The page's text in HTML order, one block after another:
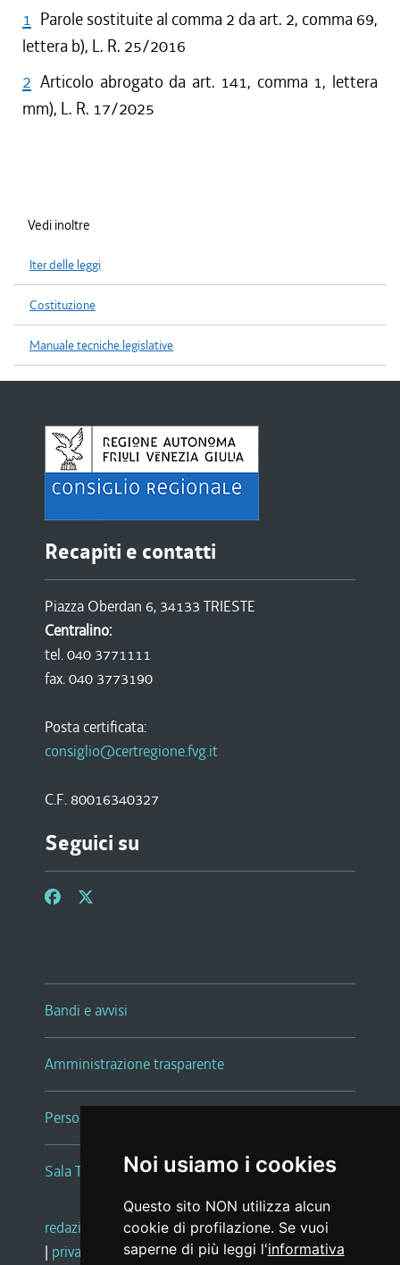
Noi usiamo i cookies
Questo sito NON utilizza alcun
cookie di profilazione. Se vuoi
saperne di più leggi l'informativa
1 Parole sostituite al comma 2 da art. 2, comma 69,
lettera b), L. R. 25/2016
2 Articolo abrogato da art. 141, comma 1, lettera
mm), L. R. 17/2025
Vedi inoltre
Iter delle leggi
Costituzione
Manuale tecniche legislative
Recapiti e contatti
Piazza Oberdan 6, 34133 TRIESTE
Centralino:
tel. 040 3771111
fax. 040 3773190
Posta certificata:
consiglio@certregione.fvg.it
C.F. 80016340327
Seguici su
Bandi e avvisi
Amministrazione trasparente
Persone e Uffici
Sala Tiziano Tessitori
redazione web |note legali |glossario
| privacy social media policy